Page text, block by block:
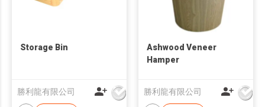
Storage Bin
勝利龍有限公司
Ashwood Veneer
Hamper
勝利龍有限公司